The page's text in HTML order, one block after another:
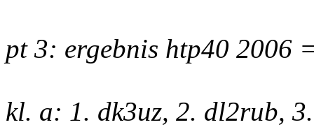
pt 3: ergebnis htp40 2006
kl. a: 1. dk3uz, 2. dl2rub,